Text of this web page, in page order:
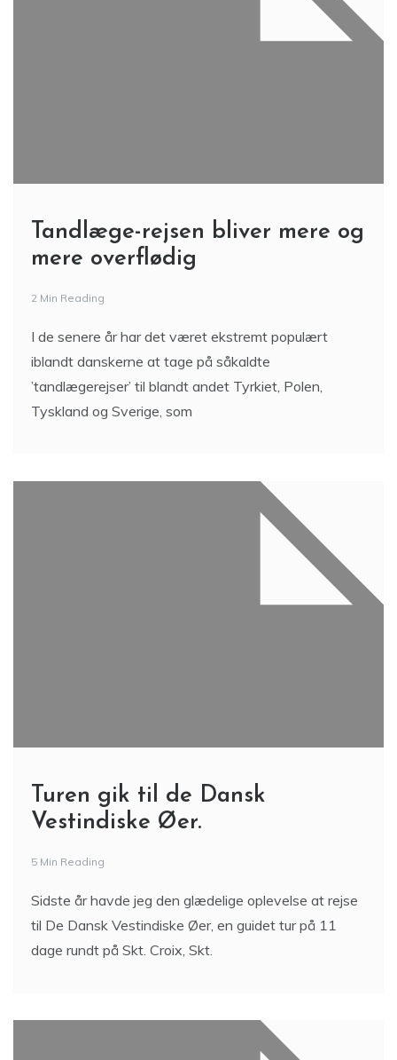
Tandlæge-rejsen bliver mere og
mere overflødig
2 Min Reading
I de senere år har det været ekstremt populært
iblandt danskerne at tage på såkaldte
’tandlægerejser’ til blandt andet Tyrkiet, Polen,
Tyskland og Sverige, som
Turen gik til de Dansk
Vestindiske Øer.
5 Min Reading
Sidste år havde jeg den glædelige oplevelse at rejse
til De Dansk Vestindiske Øer, en guidet tur på 11
dage rundt på Skt. Croix, Skt.